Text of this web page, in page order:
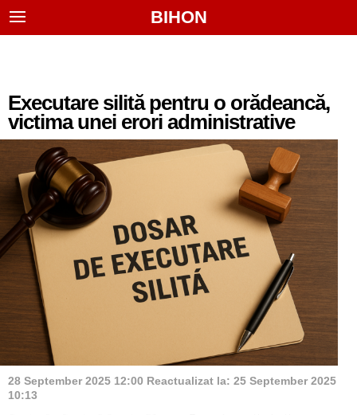
BIHON
Executare silită pentru o orădeancă,
victima unei erori administrative
28 September 2025 12:00 Reactualizat la: 25 September 2025
10:13